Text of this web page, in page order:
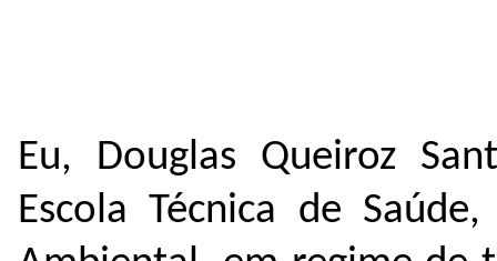
Eu, Douglas Queiroz
Escola Técnica de